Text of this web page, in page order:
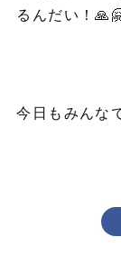
るんだい！
今日もみんな